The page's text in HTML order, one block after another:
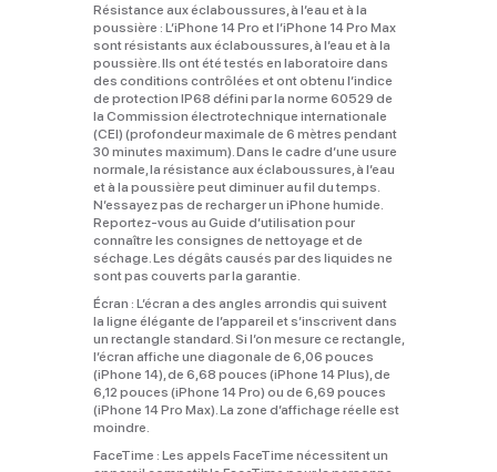
Résistance aux éclaboussures, à l’eau et à la
poussière : L’iPhone 14 Pro et l’iPhone 14 Pro Max
sont résistants aux éclaboussures, à l’eau et à la
poussière. Ils ont été testés en laboratoire dans
des conditions contrôlées et ont obtenu l’indice
de protection IP68 défini par la norme 60529 de
la Commission électrotechnique internationale
(CEI) (profondeur maximale de 6 mètres pendant
30 minutes maximum). Dans le cadre d’une usure
normale, la résistance aux éclaboussures, à l’eau
et à la poussière peut diminuer au fil du temps.
N’essayez pas de recharger un iPhone humide.
Reportez‑vous au Guide d’utilisation pour
connaître les consignes de nettoyage et de
séchage. Les dégâts causés par des liquides ne
sont pas couverts par la garantie.
Écran : L’écran a des angles arrondis qui suivent
la ligne élégante de l’appareil et s’inscrivent dans
un rectangle standard. Si l’on mesure ce rectangle,
l’écran affiche une diagonale de 6,06 pouces
(iPhone 14), de 6,68 pouces (iPhone 14 Plus), de
6,12 pouces (iPhone 14 Pro) ou de 6,69 pouces
(iPhone 14 Pro Max). La zone d’affichage réelle est
moindre.
FaceTime : Les appels FaceTime nécessitent un